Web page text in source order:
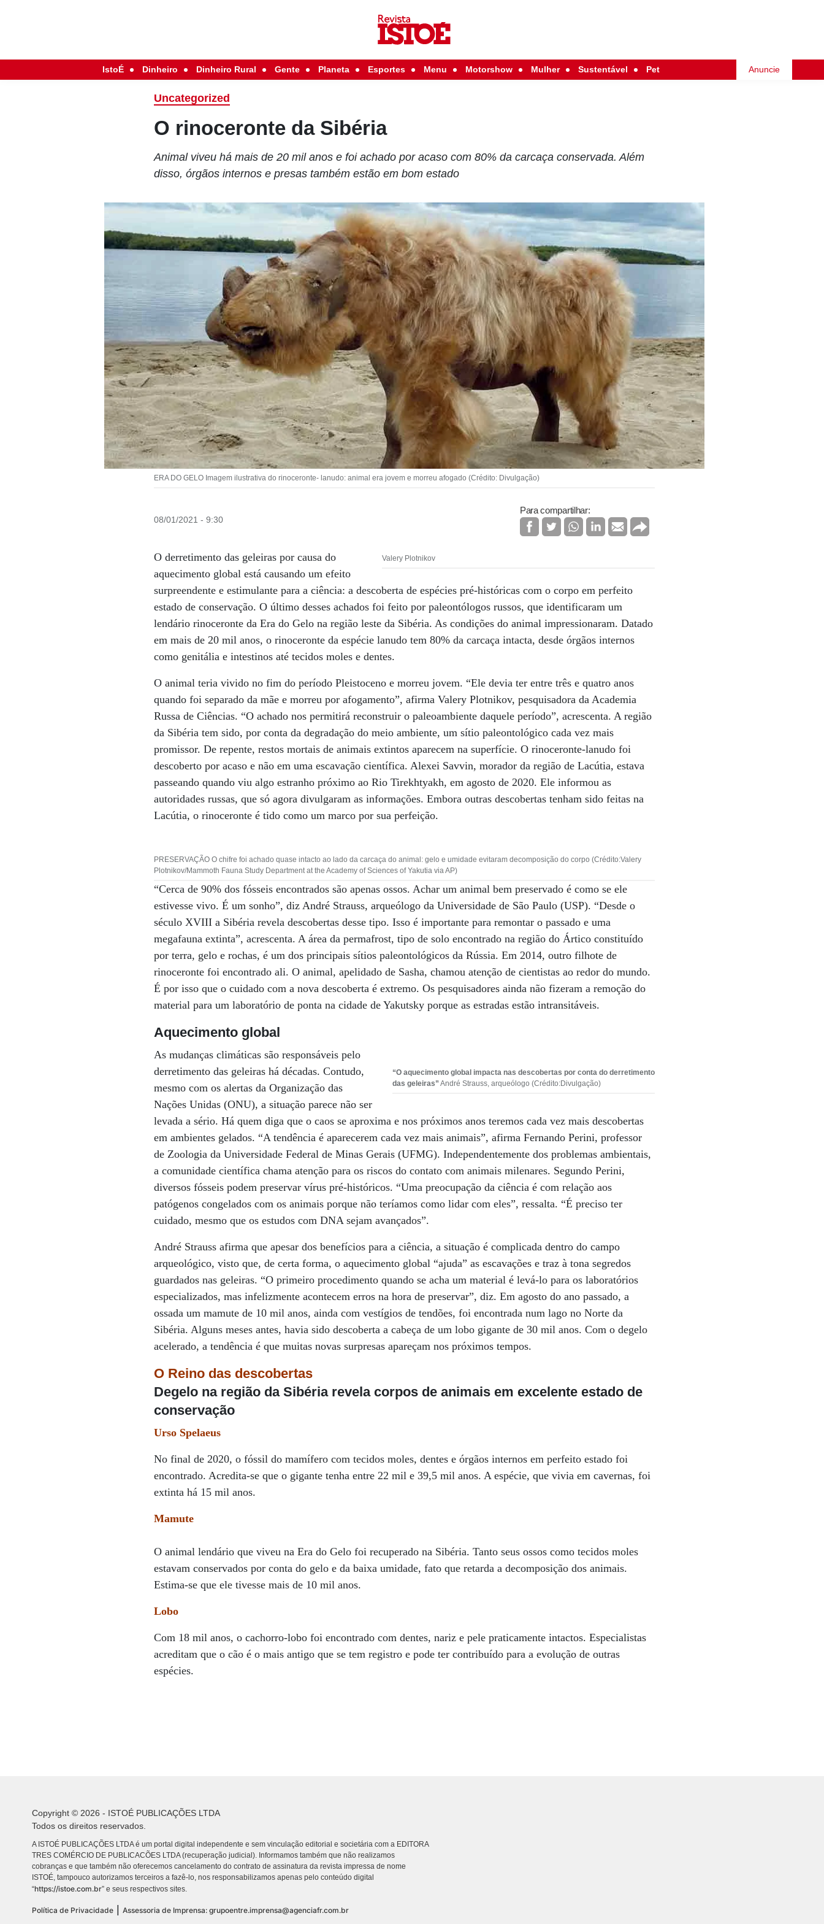
IstoÉ Dinheiro Dinheiro Rural Gente Planeta Esportes Menu Motorshow Mulher Sustentável Pet Anuncie
Uncategorized
O rinoceronte da Sibéria
Animal viveu há mais de 20 mil anos e foi achado por acaso com 80% da carcaça conservada. Além
disso, órgãos internos e presas também estão em bom estado
ERA DO GELO Imagem ilustrativa do rinoceronte- lanudo: animal era jovem e morreu afogado (Crédito: Divulgação)
08/01/2021 - 9:30
Para compartilhar:
Valery Plotnikov
O derretimento das geleiras por causa do
aquecimento global está causando um efeito
surpreendente e estimulante para a ciência: a descoberta de espécies pré-históricas com o corpo em perfeito
estado de conservação. O último desses achados foi feito por paleontólogos russos, que identificaram um
lendário rinoceronte da Era do Gelo na região leste da Sibéria. As condições do animal impressionaram. Datado
em mais de 20 mil anos, o rinoceronte da espécie lanudo tem 80% da carcaça intacta, desde órgãos internos
como genitália e intestinos até tecidos moles e dentes.
O animal teria vivido no fim do período Pleistoceno e morreu jovem. “Ele devia ter entre três e quatro anos
quando foi separado da mãe e morreu por afogamento”, afirma Valery Plotnikov, pesquisadora da Academia
Russa de Ciências. “O achado nos permitirá reconstruir o paleoambiente daquele período”, acrescenta. A região
da Sibéria tem sido, por conta da degradação do meio ambiente, um sítio paleontológico cada vez mais
promissor. De repente, restos mortais de animais extintos aparecem na superfície. O rinoceronte-lanudo foi
descoberto por acaso e não em uma escavação científica. Alexei Savvin, morador da região de Lacútia, estava
passeando quando viu algo estranho próximo ao Rio Tirekhtyakh, em agosto de 2020. Ele informou as
autoridades russas, que só agora divulgaram as informações. Embora outras descobertas tenham sido feitas na
Lacútia, o rinoceronte é tido como um marco por sua perfeição.
PRESERVAÇÃO O chifre foi achado quase intacto ao lado da carcaça do animal: gelo e umidade evitaram decomposição do corpo (Crédito:Valery
Plotnikov/Mammoth Fauna Study Department at the Academy of Sciences of Yakutia via AP)
“Cerca de 90% dos fósseis encontrados são apenas ossos. Achar um animal bem preservado é como se ele
estivesse vivo. É um sonho”, diz André Strauss, arqueólogo da Universidade de São Paulo (USP). “Desde o
século XVIII a Sibéria revela descobertas desse tipo. Isso é importante para remontar o passado e uma
megafauna extinta”, acrescenta. A área da permafrost, tipo de solo encontrado na região do Ártico constituído
por terra, gelo e rochas, é um dos principais sítios paleontológicos da Rússia. Em 2014, outro filhote de
rinoceronte foi encontrado ali. O animal, apelidado de Sasha, chamou atenção de cientistas ao redor do mundo.
É por isso que o cuidado com a nova descoberta é extremo. Os pesquisadores ainda não fizeram a remoção do
material para um laboratório de ponta na cidade de Yakutsky porque as estradas estão intransitáveis.
Aquecimento global
“O aquecimento global impacta nas descobertas por conta do derretimento
das geleiras” André Strauss, arqueólogo (Crédito:Divulgação)
As mudanças climáticas são responsáveis pelo
derretimento das geleiras há décadas. Contudo,
mesmo com os alertas da Organização das
Nações Unidas (ONU), a situação parece não ser
levada a sério. Há quem diga que o caos se aproxima e nos próximos anos teremos cada vez mais descobertas
em ambientes gelados. “A tendência é aparecerem cada vez mais animais”, afirma Fernando Perini, professor
de Zoologia da Universidade Federal de Minas Gerais (UFMG). Independentemente dos problemas ambientais,
a comunidade científica chama atenção para os riscos do contato com animais milenares. Segundo Perini,
diversos fósseis podem preservar vírus pré-históricos. “Uma preocupação da ciência é com relação aos
patógenos congelados com os animais porque não teríamos como lidar com eles”, ressalta. “É preciso ter
cuidado, mesmo que os estudos com DNA sejam avançados”.
André Strauss afirma que apesar dos benefícios para a ciência, a situação é complicada dentro do campo
arqueológico, visto que, de certa forma, o aquecimento global “ajuda” as escavações e traz à tona segredos
guardados nas geleiras. “O primeiro procedimento quando se acha um material é levá-lo para os laboratórios
especializados, mas infelizmente acontecem erros na hora de preservar”, diz. Em agosto do ano passado, a
ossada um mamute de 10 mil anos, ainda com vestígios de tendões, foi encontrada num lago no Norte da
Sibéria. Alguns meses antes, havia sido descoberta a cabeça de um lobo gigante de 30 mil anos. Com o degelo
acelerado, a tendência é que muitas novas surpresas apareçam nos próximos tempos.
O Reino das descobertas
Degelo na região da Sibéria revela corpos de animais em excelente estado de
conservação
Urso Spelaeus
No final de 2020, o fóssil do mamífero com tecidos moles, dentes e órgãos internos em perfeito estado foi
encontrado. Acredita-se que o gigante tenha entre 22 mil e 39,5 mil anos. A espécie, que vivia em cavernas, foi
extinta há 15 mil anos.
Mamute
O animal lendário que viveu na Era do Gelo foi recuperado na Sibéria. Tanto seus ossos como tecidos moles
estavam conservados por conta do gelo e da baixa umidade, fato que retarda a decomposição dos animais.
Estima-se que ele tivesse mais de 10 mil anos.
Lobo
Com 18 mil anos, o cachorro-lobo foi encontrado com dentes, nariz e pele praticamente intactos. Especialistas
acreditam que o cão é o mais antigo que se tem registro e pode ter contribuído para a evolução de outras
espécies.
Copyright © 2026 - ISTOÉ PUBLICAÇÕES LTDA
Todos os direitos reservados.
A ISTOÉ PUBLICAÇÕES LTDA é um portal digital independente e sem vinculação editorial e societária com a EDITORA
TRES COMÉRCIO DE PUBLICACÕES LTDA (recuperação judicial). Informamos também que não realizamos
cobranças e que também não oferecemos cancelamento do contrato de assinatura da revista impressa de nome
ISTOÉ, tampouco autorizamos terceiros a fazê-lo, nos responsabilizamos apenas pelo conteúdo digital
“https://istoe.com.br” e seus respectivos sites.
Política de Privacidade Assessoria de Imprensa: grupoentre.imprensa@agenciafr.com.br